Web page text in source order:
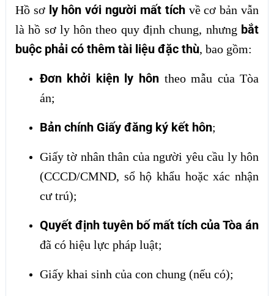
Hồ sơ ly hôn với người mất tíchvề cơ bản vẫn
là hồ sơ ly hôn theo quy định chung, nhưng bắt
buộc phải có thêm tài liệu đặc thù, bao gồm:
Đơn khởi kiện ly hôn theo mẫu của Tòa
án;
Bản chính Giấy đăng ký kết hôn;
Giấy tờ nhân thân của người yêu cầu ly hôn
(CCCD/CMND, sổ hộ khẩu hoặc xác nhận
cư trú);
Quyết định tuyên bố mất tích của Tòa án
đã có hiệu lực pháp luật;
Giấy khai sinh của con chung (nếu có);